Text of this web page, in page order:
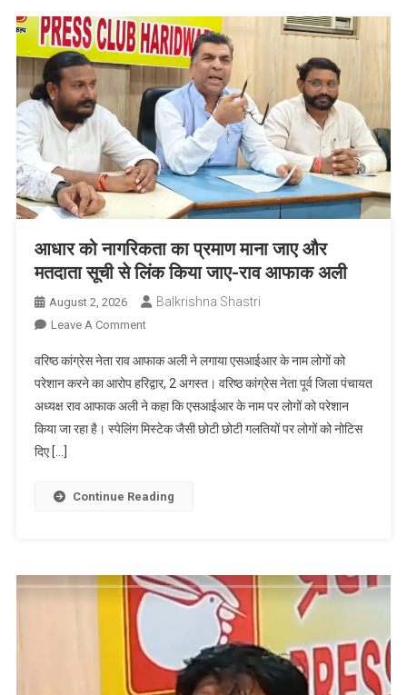
सिविल
कोर्ट,
दिल्ली
हरियाणा
सभा
अधिकारों
पर
उठाए
अध्यक्ष
पद
लेकर
भी
आधार को नागरिकता का प्रमाण माना जाए और
मतदाता सूची से लिंक किया जाए-राव आफाक अली
August 2, 2026 Balkrishna Shastri
Leave A CommentOn
को
नागरिकता
का
प्रमाण
और
लिंक
किया
आफाक
वरिष्ठ कांग्रेस नेता राव आफाक अली ने लगाया एसआईआर के नाम लोगों को
परेशान करने का आरोप हरिद्वार, 2 अगस्त। वरिष्ठ कांग्रेस नेता पूर्व जिला पंचायत
अध्यक्ष राव आफाक अली ने कहा कि एसआईआर के नाम पर लोगों को परेशान
किया जा रहा है। स्पेलिंग मिस्टेक जैसी छोटी छोटी गलतियों पर लोगों को नोटिस
दिए […]
Continue Reading